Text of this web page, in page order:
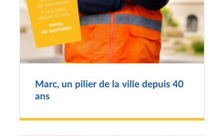
Marc, un pilier de la ville depuis 40
ans